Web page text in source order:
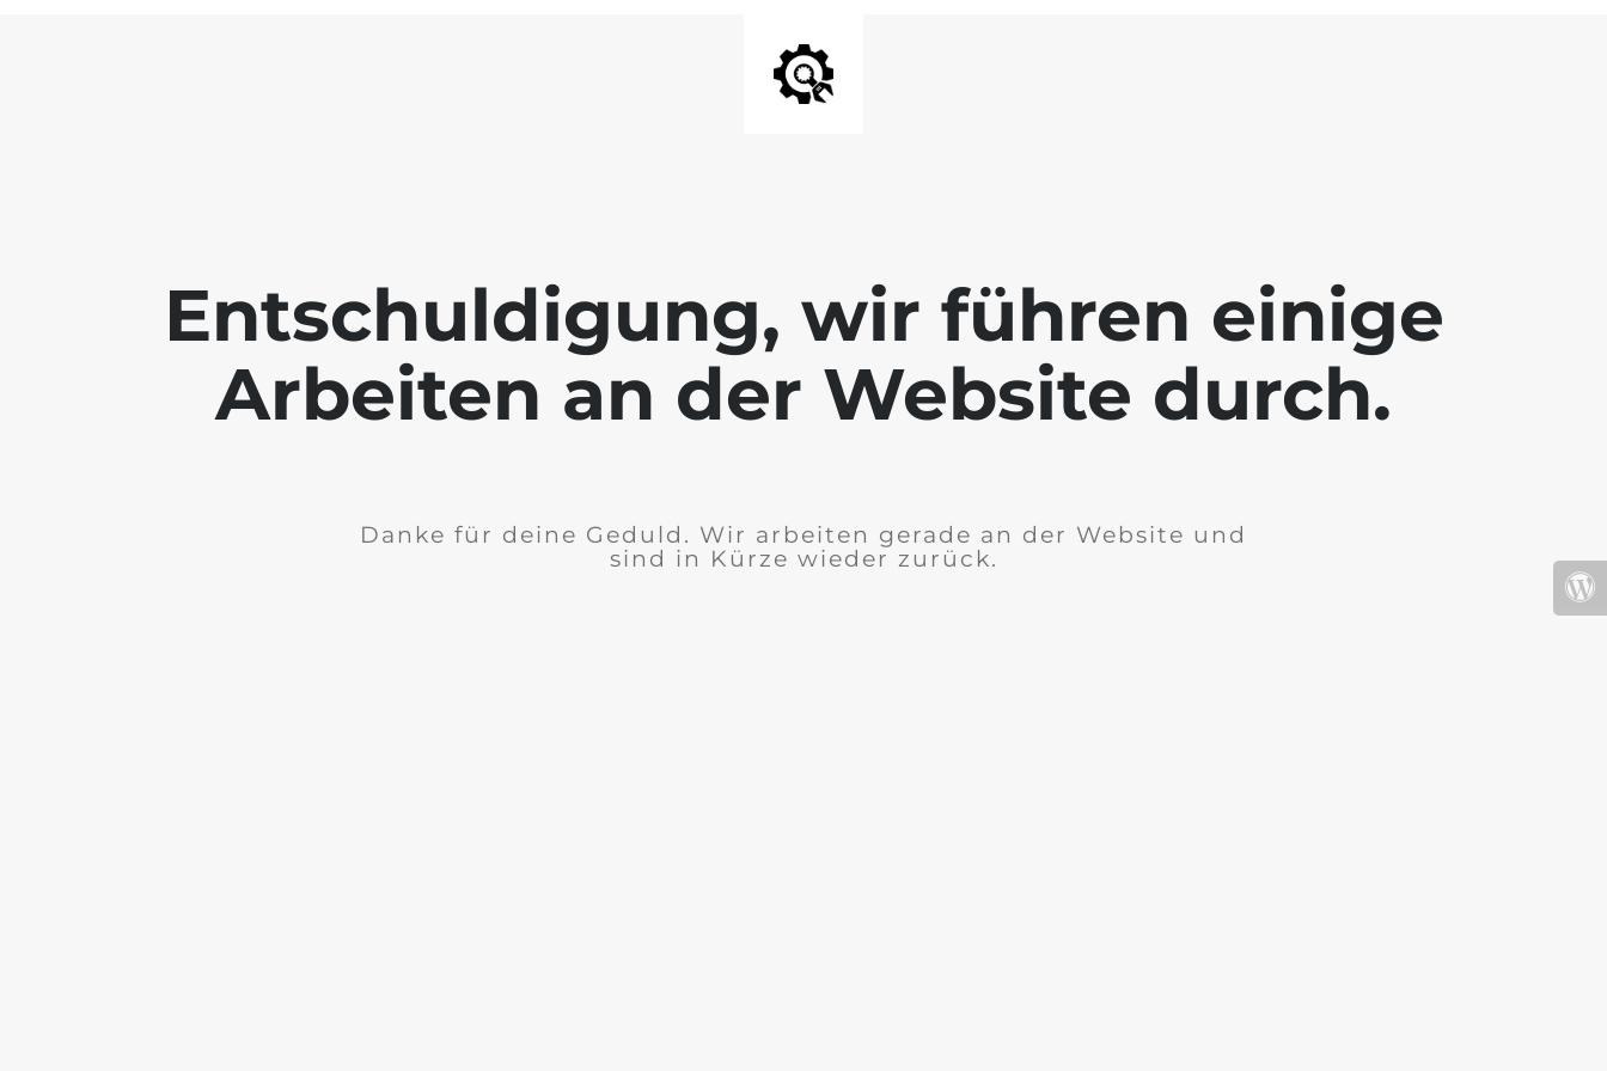
Entschuldigung, wir führen einige
Arbeiten an der Website durch.
Danke für deine Geduld. Wir arbeiten gerade an der Website und
sind in Kürze wieder zurück.